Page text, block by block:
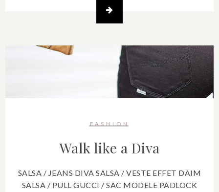
FASHION
Walk like a Diva
SALSA / JEANS DIVA SALSA / VESTE EFFET DAIM
SALSA / PULL GUCCI / SAC MODELE PADLOCK